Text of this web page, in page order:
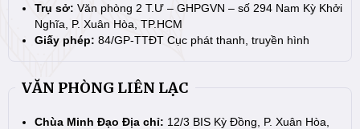
Trụ sở: Văn phòng 2 T.Ư – GHPGVN – số 294 Nam Kỳ Khởi
Nghĩa, P. Xuân Hòa, TP.HCM
Giấy phép: 84/GP-TTĐT Cục phát thanh, truyền hình
VĂN PHÒNG LIÊN LẠC
Chùa Minh Đạo Địa chỉ: 12/3 BIS Kỳ Đồng, P. Xuân Hòa,